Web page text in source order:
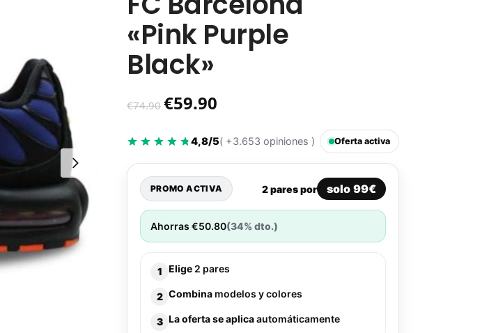
«Pink Purple
Black»
€74.90 €59.90
4,8/5( +3.653 opiniones ) Oferta activa
PROMO ACTIVA 2 pares por solo 99€
Ahorras€50.80(34% dto.)
1 Elige 2 pares
2 Combina modelos y colores
3 La oferta se aplicaautomáticamente